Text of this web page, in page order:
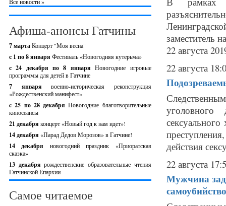
Афиша-анонсы Гатчины
7 мартаКонцерт "Моя весна"
с 1 по 8 января Фестиваль «Новогодняя кутерьма»
с 24 декабря по 8 январяНовогодние игровые
программы для детей в Гатчине
7 январявоенно-историческая реконструкция
«Рождественский манифест»
c 25 по 28 декабряНовогодние благотворительные
киносеансы
21 декабря концерт «Новый год к нам идет»!
14 декабря «Парад Дедов Морозов» в Гатчине!
14 декабря новогодний праздник «Приоратская
сказка»
13 декабрярождественские образовательные чтения
Гатчинской Епархии
Самое читаемое
заместитель
22 августа
22 августа
действия
22 августа
Мужчина
самоубийство